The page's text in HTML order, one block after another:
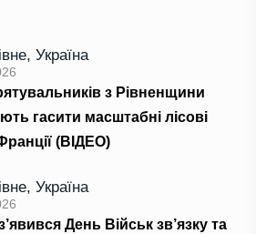
, Україна
з Рівненщини
гасити масштабні лісові
(ВІДЕО)
, Україна
День Військ зв’язку та